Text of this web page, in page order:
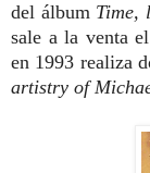
del álbum Time,
sale a la venta
en 1993 realiza
artistry of